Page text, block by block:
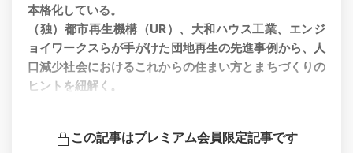
本格化している。
（独）都市再生機構（UR）、大和ハウス工業、エンジ
ョイワークスらが手がけた団地再生の先進事例から、人
口減少社会におけるこれからの住まい方とまちづくりの
ヒントを紐解く。
この記事はプレミアム会員限定記事です